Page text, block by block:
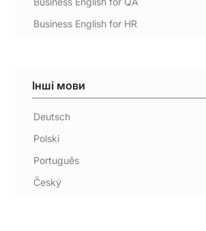
Business English for HR
Інші мови
Deutsch
Polski
Português
Český